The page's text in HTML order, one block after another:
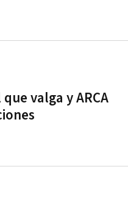
valga y ARCA